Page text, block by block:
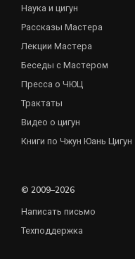
Наука и цигун
Рассказы Мастера
Лекции Мастера
Беседы с Мастером
Пресса о ЧЮЦ
Трактаты
Видео о цигун
Книги по Чжун Юань Цигун
© 2009–2026
Написать письмо
Техподдержка